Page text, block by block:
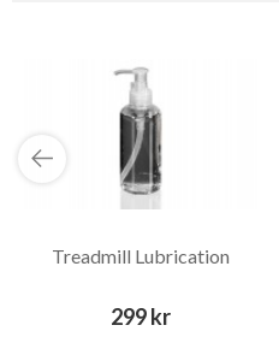
Treadmill Lubrication
299 kr